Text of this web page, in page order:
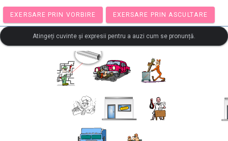
EXERSARE PRIN VORBIRE EXERSARE PRIN
Atingeți cuvinte și expresii pentru a auzi cum se pronunță.